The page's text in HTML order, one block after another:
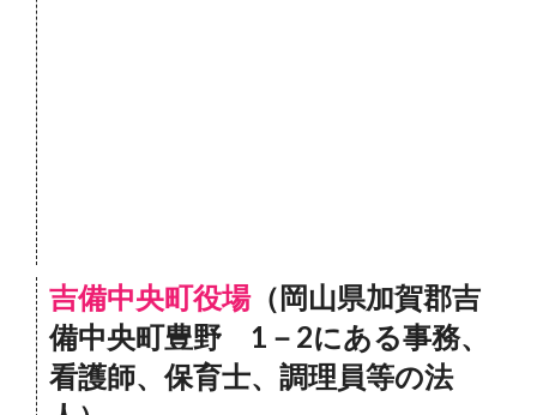
吉備中央町役場（岡山県加賀郡吉
備中央町豊野 1－2にある事務、
看護師、保育士、調理員等の法